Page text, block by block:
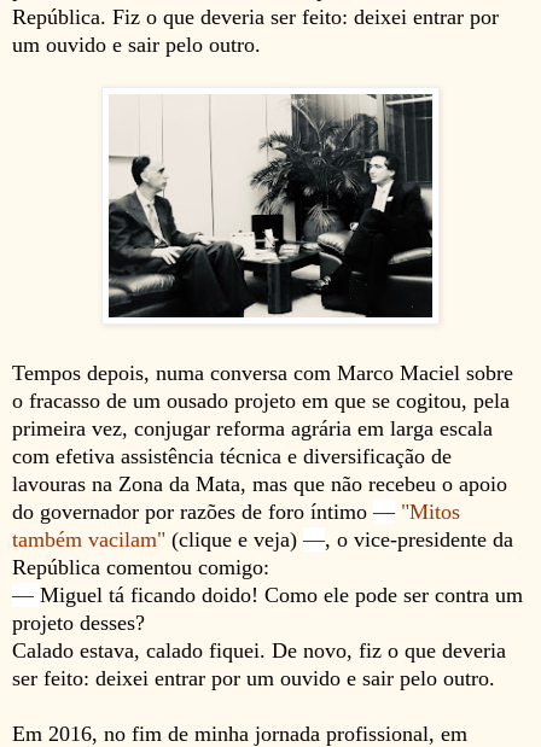
República. Fiz o que deveria ser feito: deixei entrar por
um ouvido e sair pelo outro.
Tempos depois, numa conversa com Marco Maciel sobre
o fracasso de um ousado projeto em que se cogitou, pela
primeira vez, conjugar reforma agrária em larga escala
com efetiva assistência técnica e diversificação de
lavouras na Zona da Mata, mas que não recebeu o apoio
do governador por razões de foro íntimo— "Mitos
também vacilam" (clique e veja) —, o vice-presidente da
República comentou comigo:
— Miguel tá ficando doido! Como ele pode ser contra um
projeto desses?
Calado estava, calado fiquei. De novo, fiz o que deveria
ser feito: deixei entrar por um ouvido e sair pelo outro.
Em 2016, no fim de minha jornada profissional, em